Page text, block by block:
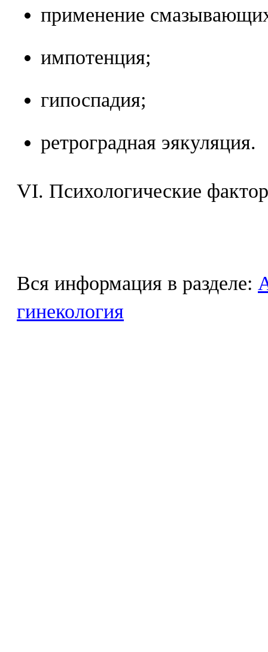
применение
импотенция;
гипоспадия;
ретроградная эякуляция.
VI. Психологические
Вся информация в разделе:
гинекология